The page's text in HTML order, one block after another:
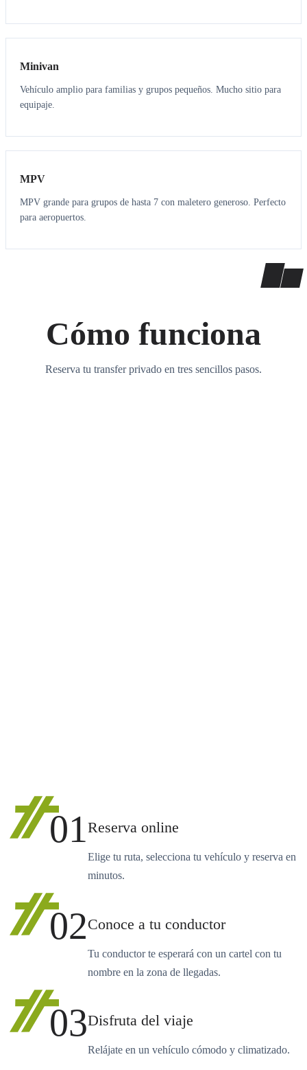
6 5
Minivan
Vehículo amplio para familias y grupos pequeños. Mucho sitio para
equipaje.
7 7
MPV
MPV grande para grupos de hasta 7 con maletero generoso. Perfecto
para aeropuertos.
Cómo funciona
Reserva tu transfer privado en tres sencillos pasos.
01Reserva online
Elige tu ruta, selecciona tu vehículo y reserva en
minutos.
02Conoce a tu conductor
Tu conductor te esperará con un cartel con tu
nombre en la zona de llegadas.
03Disfruta del viaje
Relájate en un vehículo cómodo y climatizado.